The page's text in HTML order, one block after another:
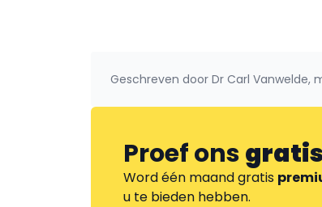
Geschreven door Dr Carl Vanwelde,
Proef onsgratis
Word één maand gratis
u te bieden hebben.